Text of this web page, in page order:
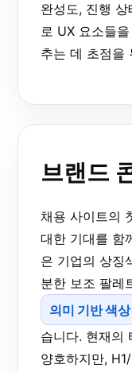
완성도, 진행
로 UX 요소들
추는 데 초점을
브랜드
채용 사이트의
대한 기대를 함
은 기업의 상징
분한 보조 팔레
의미 기반 색상
습니다. 현재의
양호하지만,